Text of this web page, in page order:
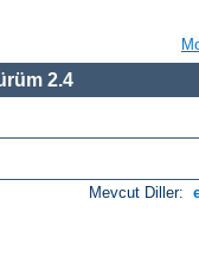
2.4
Mevcut Diller: